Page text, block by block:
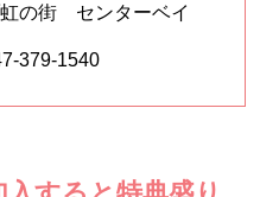
の街 センターベイ
379-1540